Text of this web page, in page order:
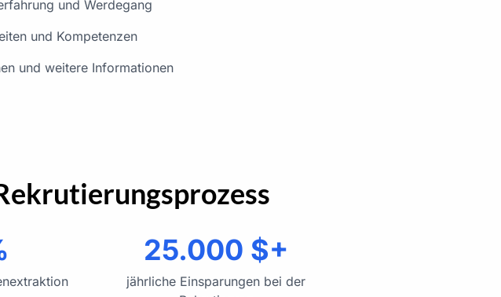
und Werdegang
und Kompetenzen
und weitere Informationen
25.000 $+
jährliche Einsparungen bei der